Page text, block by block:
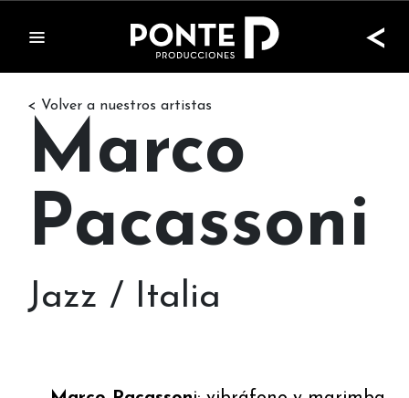
<
< Volver a nuestros artistas
Marco
Pacassoni
Jazz / Italia